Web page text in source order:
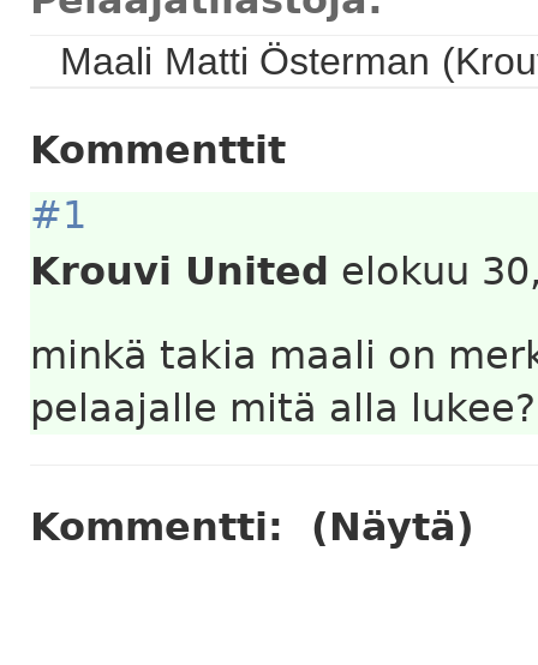
Maali Matti Österman
Kommenttit
#1
Krouvi United elokuu
minkä takia maali on
pelaajalle mitä alla lukee?
Kommentti: (Näytä)